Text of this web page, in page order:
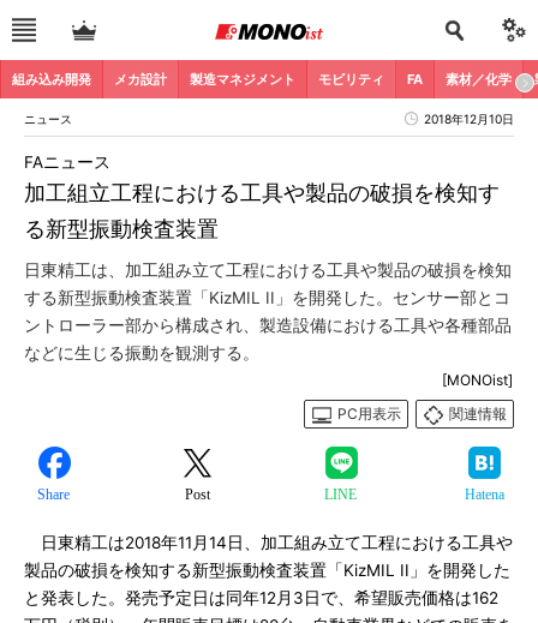
組み込み開発 メカ設計 製造マネジメント モビリティ FA 素材／化学
ニュース 2018年12月10日
加工組立工程における工具や製品の破損を検知す
る新型振動検査装置
FAニュース
日東精工は、加工組み立て工程における工具や製品の破損を検知
する新型振動検査装置「KizMIL II」を開発した。センサー部とコ
ントローラー部から構成され、製造設備における工具や各種部品
などに生じる振動を観測する。
[MONOist]
PC用表示
関連情報
Share Post LINE Hatena
日東精工は2018年11月14日、加工組み立て工程における工具や
製品の破損を検知する新型振動検査装置「KizMIL II」を開発した
と発表した。発売予定日は同年12月3日で、希望販売価格は162